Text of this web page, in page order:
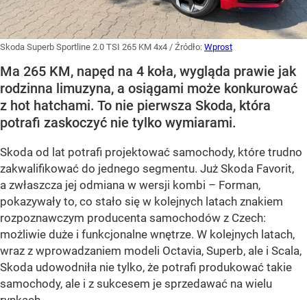
Skoda Superb Sportline 2.0 TSI 265 KM 4x4 / Źródło: Wprost
Ma 265 KM, napęd na 4 koła, wygląda prawie jak
rodzinna limuzyna, a osiągami może konkurować
z hot hatchami. To nie pierwsza Skoda, która
potrafi zaskoczyć nie tylko wymiarami.
Skoda od lat potrafi projektować samochody, które trudno
zakwalifikować do jednego segmentu. Już Skoda Favorit,
a zwłaszcza jej odmiana w wersji kombi – Forman,
pokazywały to, co stało się w kolejnych latach znakiem
rozpoznawczym producenta samochodów z Czech:
możliwie duże i funkcjonalne wnętrze. W kolejnych latach,
wraz z wprowadzaniem modeli Octavia, Superb, ale i Scala,
Skoda udowodniła nie tylko, że potrafi produkować takie
samochody, ale i z sukcesem je sprzedawać na wielu